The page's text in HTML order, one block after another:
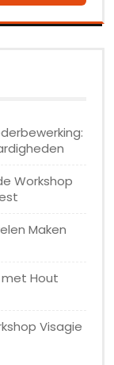
Workshop
Maken
Hout
Visagie